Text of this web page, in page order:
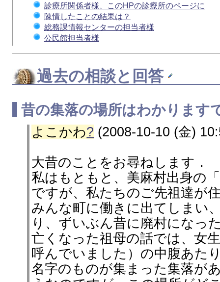
診療所関係者様、このHPの診療所のページに
陳情したことの結果は？
総務課情報センターの担当者様
公民館担当者様
過去の相談と回答
昔の集落の場所はわかります
よこかわ? (2008-10-10 (金)
大昔のことをお尋ねします．
私はもともと、美麻村出身の
ですが、私たちのご先祖達が
みんな町に働きに出てしまい
り、ずいぶん昔に廃村になっ
亡くなった祖母の話では、女
呼んでいました）の中腹あた
名字のものが集まった集落が